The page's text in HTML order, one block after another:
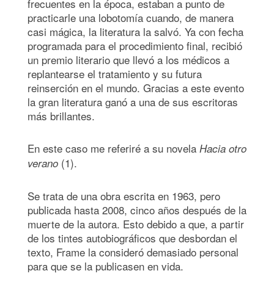
frecuentes en la época, estaban a punto de
practicarle una lobotomía cuando, de manera
casi mágica, la literatura la salvó. Ya con fecha
programada para el procedimiento final, recibió
un premio literario que llevó a los médicos a
replantearse el tratamiento y su futura
reinserción en el mundo. Gracias a este evento
la gran literatura ganó a una de sus escritoras
más brillantes.
En este caso me referiré a su novela Hacia otro
verano (1).
Se trata de una obra escrita en 1963, pero
publicada hasta 2008, cinco años después de la
muerte de la autora. Esto debido a que, a partir
de los tintes autobiográficos que desbordan el
texto, Frame la consideró demasiado personal
para que se la publicasen en vida.